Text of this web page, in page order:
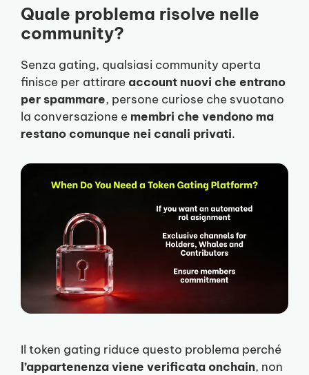
Quale problema risolve nelle
community?
Senza gating, qualsiasi community aperta
finisce per attirare account nuovi che entrano
per spammare, persone curiose che svuotano
la conversazione e membri che vendono ma
restano comunque nei canali privati.
Il token gating riduce questo problema perché
l’appartenenza viene verificata onchain, non